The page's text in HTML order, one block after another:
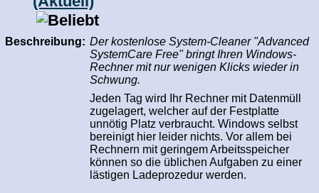
Beschreibung: Der kostenlose System-Cleaner "Advanced
SystemCare Free" bringt Ihren Windows-
Rechner mit nur wenigen Klicks wieder in
Schwung.
Jeden Tag wird Ihr Rechner mit Datenmüll
zugelagert, welcher auf der Festplatte
unnötig Platz verbraucht. Windows selbst
bereinigt hier leider nichts. Vor allem bei
Rechnern mit geringem Arbeitsspeicher
können so die üblichen Aufgaben zu einer
lästigen Ladeprozedur werden.